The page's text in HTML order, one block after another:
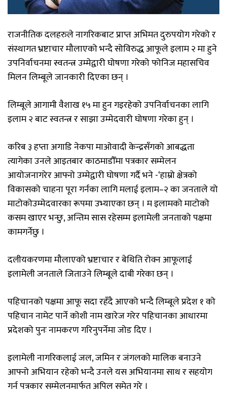
राजनीतिक दलहरुले नागरिकबाट प्राप्त अभिमत दुरुपयोग गरेको र
संस्थागत भ्रष्टाचार मौलाएको भन्दै सोविरुद्ध आफूले इलाम २ मा हुने
उपनिर्वाचनमा स्वतन्त्र उम्मेद्वारी घोषणा गरेको फोनिज महासचिव
मिलन लिम्बूले जानकारी दिएका छन् ।
लिम्बूलेआगामीवैशाख१५माहुनगइरहेकोउपनिर्वाचनकालागि
इलाम २ बाट स्वतन्त्र र साझाउम्मेदवारीघोषणागरेकाहुन् ।
करिब ३ हप्ता अगाडि नेकपामाओवादीकेन्द्रसँगकोआबद्धता
त्यागेकाउनलेआइतबारकाठमाडौँमापत्रकारसम्मेलन
आयोजनागरेर आफ्नो उम्मेद्वारी घोषणा गर्दै भने -‘हाम्रोक्षेत्रको
विकासकोचाहनापूरागर्नकालागिमलाईइलाम–२काजनतालेयो
माटोकोउम्मेदवारकारूपमाउभ्याएकाछन् । मइलामकोमाटोको
कसमखाएरभन्छु,अन्तिमसासरहेसम्मइलामेलीजनताकोपक्षमा
कामगर्नेछु ।
दलीयकरणमा मौलाएको भ्रष्टाचार र बेथिति रोक्नआफूलाई
इलामेलीजनतालेजिताउनेलिम्बूलेदाबीगरेका छन् ।
पहिचानकोपक्षमाआफू सदा रहँदै आएकोभन्दैलिम्बूले प्रदेश १ को
पहिचान नामेट पार्ने कोशी नाम खारेज गरेर पहिचानका आधारमा
प्रदेशकोपुनःनामकरणगरिनुपर्नेमा जोड दिए ।
इलामेलीनागरिकलाईजल, जमिन र जंगलकोमालिकबनाउने
आफ्नो अभियान रहेको भन्दै उनले यसअभियानमासाथरसहयोग
गर्न पत्रकार सम्मेलनमार्फतअपिलसमेतगरे ।